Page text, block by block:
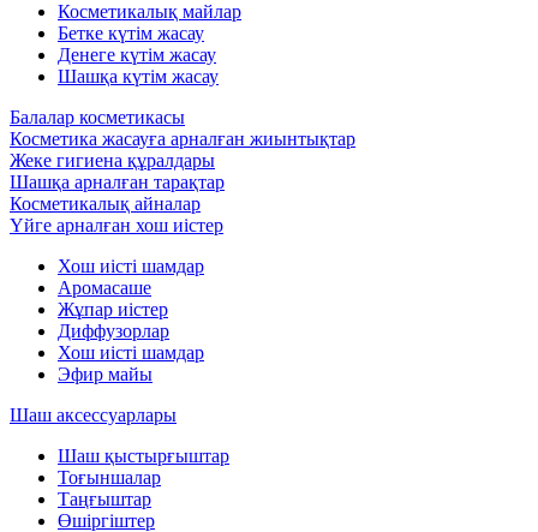
Косметикалық майлар
Бетке күтім жасау
Денеге күтім жасау
Шашқа күтім жасау
Балалар косметикасы
Косметика жасауға арналған жиынтықтар
Жеке гигиена құралдары
Шашқа арналған тарақтар
Косметикалық айналар
Үйге арналған хош иістер
Хош иісті шамдар
Аромасаше
Жұпар иістер
Диффузорлар
Хош иісті шамдар
Эфир майы
Шаш аксессуарлары
Шаш қыстырғыштар
Тоғыншалар
Таңғыштар
Өшіргіштер